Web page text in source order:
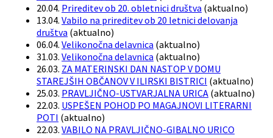
20.04. Prireditev ob 20. obletnici društva (aktualno)
13.04. Vabilo na prireditev ob 20 letnici delovanja
društva (aktualno)
06.04. Velikonočna delavnica (aktualno)
31.03. Velikonočna delavnica (aktualno)
26.03. ZA MATERINSKI DAN NASTOP V DOMU
STAREJŠIH OBČANOV V ILIRSKI BISTRICI (aktualno)
25.03. PRAVLJIČNO-USTVARJALNA URICA (aktualno)
22.03. USPEŠEN POHOD PO MAGAJNOVI LITERARNI
POTI (aktualno)
22.03. VABILO NA PRAVLJIČNO-GIBALNO URICO